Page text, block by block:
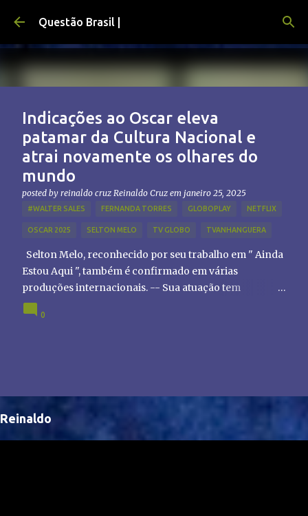
Pular para o conteúdo principal
Questão Brasil |
Indicações ao Oscar eleva
patamar da Cultura Nacional e
atrai novamente os olhares do
mundo
posted by reinaldo cruz Reinaldo Cruz em janeiro 25, 2025
#WALTER SALES FERNANDA TORRES GLOBOPLAY NETFLIX
OSCAR 2025 SELTON MELO TV GLOBO TVANHANGUERA
Selton Melo, reconhecido por seu trabalho em " Ainda
Estou Aqui ", também é confirmado em várias
produções internacionais. -- Sua atuação tem
chamado atenção de diretores e produtores fora do
Brasil, abrindo portas para novas oportunidades no
0
Reinaldo